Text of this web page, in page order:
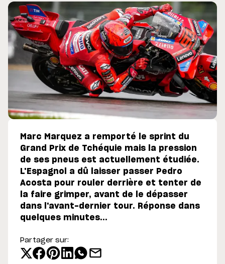
: Horaires et
du GP de Grande-
Zarco évite l'opération et vise
retour en septembre
Marc Marquez a remporté le sprint du
Grand Prix de Tchéquie mais la pression
de ses pneus est actuellement étudiée.
L'Espagnol a dû laisser passer Pedro
Acosta pour rouler derrière et tenter de
la faire grimper, avant de le dépasser
dans l'avant-dernier tour. Réponse dans
quelques minutes...
Partager sur: